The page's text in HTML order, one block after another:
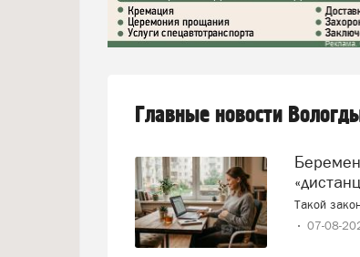
Главные новости
Беременных женщин предлагают переводить на
Такой
07-08-